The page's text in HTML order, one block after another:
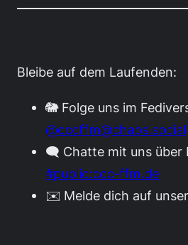
Bleibe auf dem Laufenden:
🐘 Folge uns im
@cccffm@chaos.social
🗨️ Chatte mit uns über
#public:ccc-ffm.de
✉️ Melde dich auf